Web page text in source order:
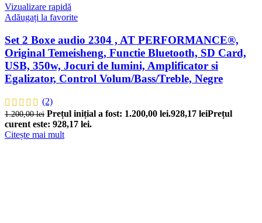
Vizualizare rapidă
Adăugați la favorite
Set 2 Boxe audio 2304 , AT PERFORMANCE®,
Original Temeisheng, Functie Bluetooth, SD Card,
USB, 350w, Jocuri de lumini, Amplificator si
Egalizator, Control Volum/Bass/Treble, Negre
(2)
1.200,00lei Prețul inițial a fost: 1.200,00 lei.928,17 leiPrețul
curent este: 928,17 lei.
Citește mai mult